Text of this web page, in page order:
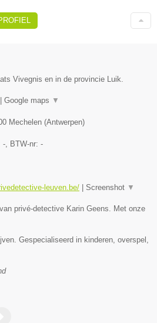
Vivegnis en in de provincie Luik.
Google maps ▼
Mechelen (Antwerpen)
-, BTW-nr: -
leuven.be/ Screenshot ▼
privé-detective Karin Geens. Met onze
Gespecialiseerd in kinderen, overspel,